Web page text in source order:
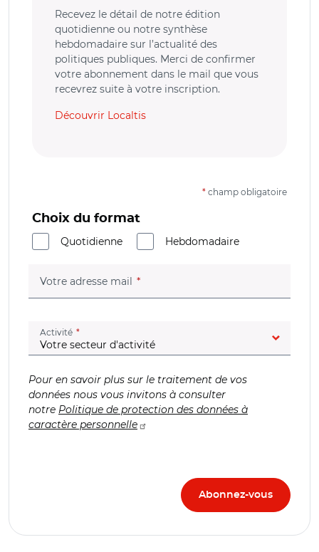
Recevez le détail de notre édition
quotidienne ou notre synthèse
hebdomadaire sur l’actualité des
politiques publiques. Merci de confirmer
votre abonnement dans le mail que vous
recevrez suite à votre inscription.
Découvrir Localtis
* champ obligatoire
Choix du format
Quotidienne
Hebdomadaire
Votre adresse mail (champ obligatoire)
Activité (champ obligatoire)
Pour en savoir plus sur le traitement de vos
données nous vous invitons à consulter
notre Politique de protection des données à
caractère personnelle